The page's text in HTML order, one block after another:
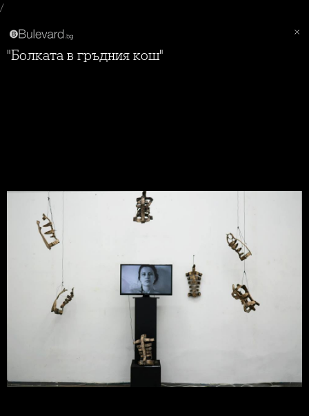
/
"Болката в гръдния кош"